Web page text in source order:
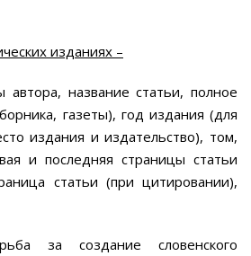
изданиях –
название статьи, полное
газеты), год издания (для
издания и издательство), том,
и последняя страницы статьи
статьи (при цитировании),
за создание словенского